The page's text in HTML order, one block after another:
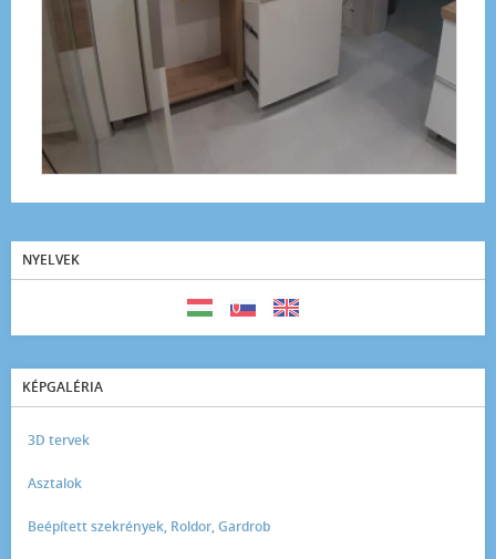
NYELVEK
KÉPGALÉRIA
3D tervek
Asztalok
Beépített szekrények, Roldor, Gardrob